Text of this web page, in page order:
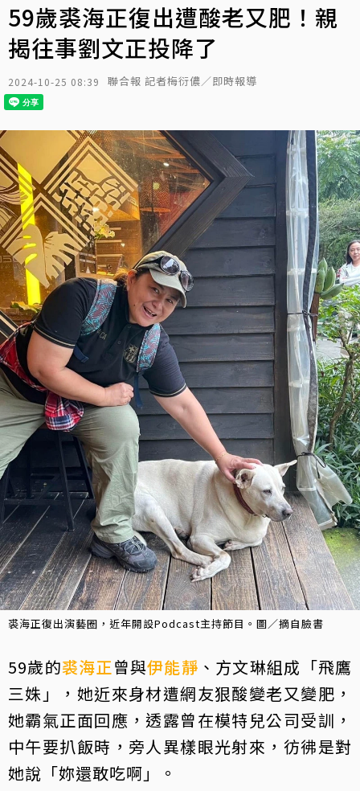
59歲裘海正復出遭酸老又肥！親
揭往事劉文正投降了
2024-10-25 08:39 聯合報 記者梅衍儂／即時報導
裘海正復出演藝圈，近年開設Podcast主持節目。圖／摘自臉書
59歲的裘海正曾與伊能靜 、方文琳組成「飛鷹
三姝」，她近來身材遭網友狠酸變老又變肥，
她霸氣正面回應，透露曾在模特兒公司受訓，
中午要扒飯時，旁人異樣眼光射來，彷彿是對
她說「妳還敢吃啊」。